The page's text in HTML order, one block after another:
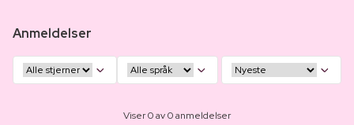
Anmeldelser
Viser 0 av 0 anmeldelser